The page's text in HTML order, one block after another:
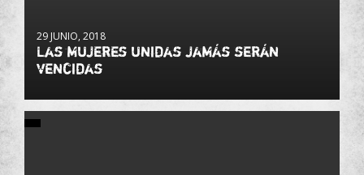
29 JUNIO, 2018
Las mujeres unidas jamás serán
vencidas